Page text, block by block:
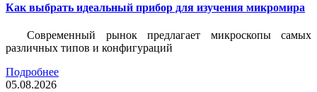
Как выбрать идеальный прибор для изучения микромира
Современный рынок предлагает микроскопы самых
различных типов и конфигураций
Подробнее
05.08.2026